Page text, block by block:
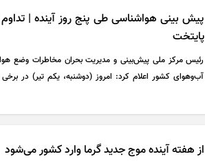
پیش بینی هواشناسی طی پنج روز آینده |
پایتخت
رئیس مرکز ملی پیش‌بینی و مدیریت بحران مخاطرات وضع
آب‌وهوای کشور اعلام کرد: امروز (دوشنبه، یکم تیر) در
از هفته آینده موج جدید گرما وارد کشور می‌شود